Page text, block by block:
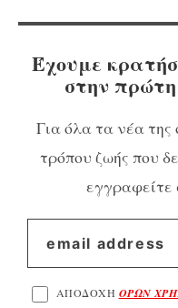
Έχουμε
στην
Για όλα τα νέα της
τρόπου ζωής που
εγγραφείτε
ΑΠΟΔΟΧΗ ΟΡΩΝ